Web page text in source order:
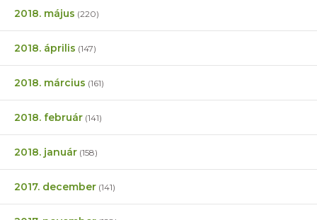
2018. május (220)
2018. április (147)
2018. március (161)
2018. február (141)
2018. január (158)
2017. december (141)